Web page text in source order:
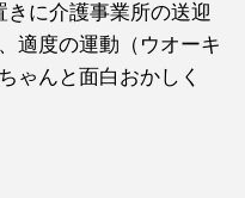
に介護事業所の送迎
適度の運動（ウオーキ
ゃんと面白おかしく